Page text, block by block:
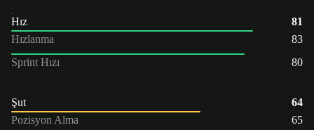
Hız
81
Hızlanma
83
Sprint Hızı
80
Şut
64
Pozisyon Alma
65